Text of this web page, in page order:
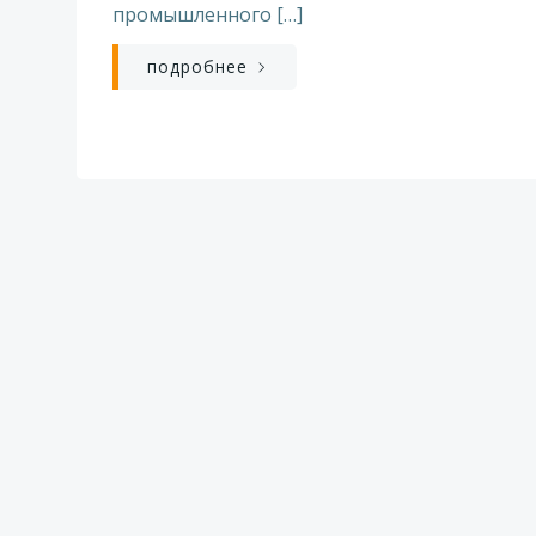
промышленного […]
подробнее